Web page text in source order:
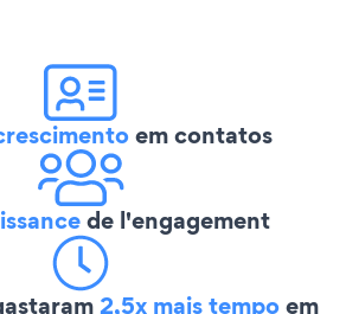
em contatos
de l'engagement
2,5x mais tempoem